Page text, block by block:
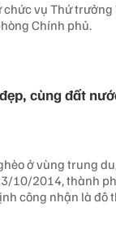
vụ Thứ trưởng
Chính phủ.
cùng đất
ở vùng trung
10/2014, thành
công nhận là đô